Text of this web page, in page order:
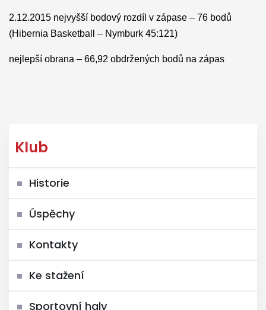
2.12.2015 nejvyšší bodový rozdíl v zápase – 76 bodů
(Hibernia Basketball – Nymburk 45:121)
nejlepší obrana – 66,92 obdržených bodů na zápas
Klub
Historie
Úspěchy
Kontakty
Ke stažení
Sportovní haly